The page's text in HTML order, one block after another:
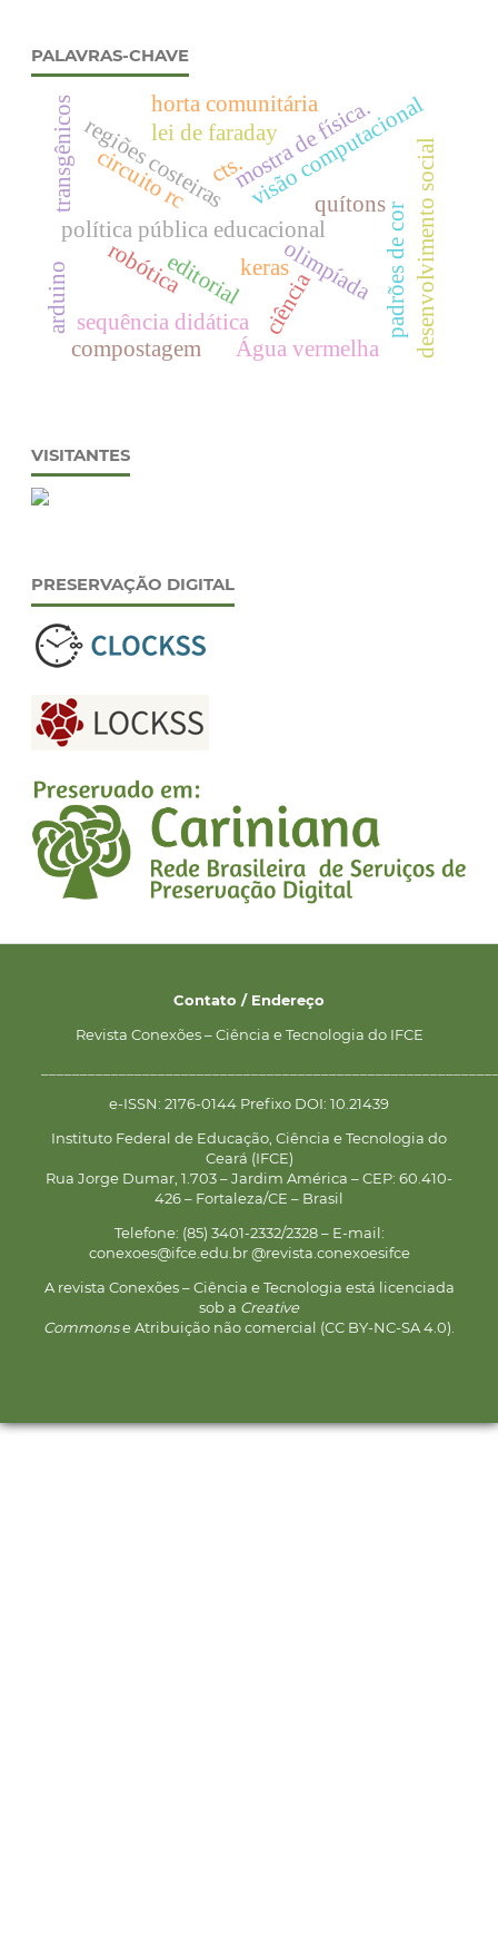
PALAVRAS-CHAVE
editorial olimpíada
política pública educacional padrões de cor
quítons
regiões costeiras
robótica
visão computacional
keras desenvolvimento social
mostra de física.
sequência didática
transgênicos cts.
horta comunitária
Água vermelha
compostagem
lei de faraday
ciência
arduino
circuito rc
VISITANTES
PRESERVAÇÃO DIGITAL
Contato / Endereço
Revista Conexões – Ciência e Tecnologia do IFCE
e-ISSN: 2176-0144 Prefixo DOI: 10.21439
Instituto Federal de Educação, Ciência e Tecnologia do
Ceará (IFCE)
Rua Jorge Dumar, 1.703 – Jardim América – CEP: 60.410-
426 – Fortaleza/CE – Brasil
Telefone: (85) 3401-2332/2328 – E-mail:
conexoes@ifce.edu.br @revista.conexoesifce
A revista Conexões – Ciência e Tecnologia está licenciada
sob a Creative
Commonse Atribuição não comercial (CC BY-NC-SA 4.0).